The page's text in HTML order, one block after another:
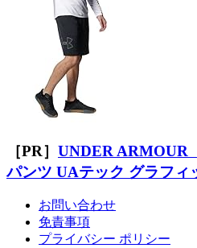
［PR］ UNDER ARMOUR
パンツ UAテック グラフィ
お問い合わせ
免責事項
プライバシー ポリシー